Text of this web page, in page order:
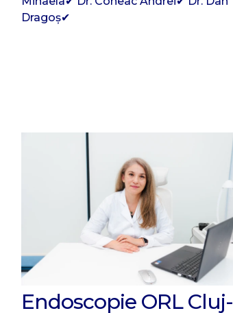
Dragoș✔
Endoscopie ORL Cluj-